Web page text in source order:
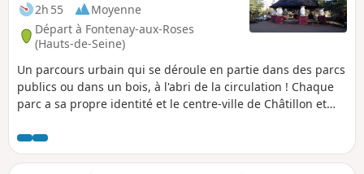
2h 55
Moyenne
Départ à Fontenay-aux-Roses
(Hauts-de-Seine)
Un parcours urbain qui se déroule en partie dans des parcs
publics ou dans un bois, à l'abri de la circulation ! Chaque
parc a sa propre identité et le centre-ville de Châtillon et